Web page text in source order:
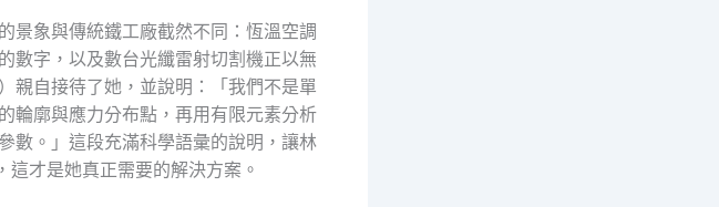
景象與傳統鐵工廠截然不同：恆溫空調
數字，以及數台光纖雷射切割機正以無
親自接待了她，並說明：「我們不是單
輪廓與應力分布點，再用有限元素分析
數。」這段充滿科學語彙的說明，讓林
才是她真正需要的解決方案。